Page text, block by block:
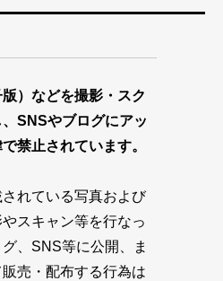
）などを撮影・スク
SNSやブログにアッ
禁止されています。
れている写真および
スキャン等を行なっ
、SNS等に公開、ま
売・配布する行為は